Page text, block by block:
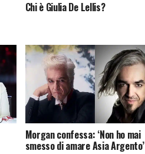
Chi è Giulia De Lellis?
Morgan confessa: ‘Non ho mai
smesso di amare Asia Argento’